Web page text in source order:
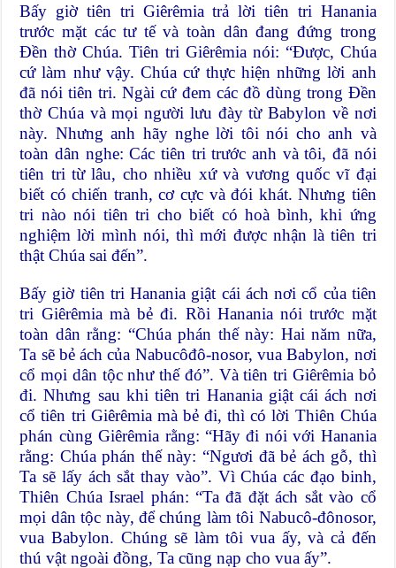
Bấy giờ tiên tri Giêrêmia trả lời tiên tri Hanania
trước mặt các tư tế và toàn dân đang đứng trong
Đền thờ Chúa. Tiên tri Giêrêmia nói: “Được, Chúa
cứ làm như vậy. Chúa cứ thực hiện những lời anh
đã nói tiên tri. Ngài cứ đem các đồ dùng trong Đền
thờ Chúa và mọi người lưu đày từ Babylon về nơi
này. Nhưng anh hãy nghe lời tôi nói cho anh và
toàn dân nghe: Các tiên tri trước anh và tôi, đã nói
tiên tri từ lâu, cho nhiều xứ và vương quốc vĩ đại
biết có chiến tranh, cơ cực và đói khát. Nhưng tiên
tri nào nói tiên tri cho biết có hoà bình, khi ứng
nghiệm lời mình nói, thì mới được nhận là tiên tri
thật Chúa sai đến”.
Bấy giờ tiên tri Hanania giật cái ách nơi cổ của tiên
tri Giêrêmia mà bẻ đi. Rồi Hanania nói trước mặt
toàn dân rằng: “Chúa phán thế này: Hai năm nữa,
Ta sẽ bẻ ách của Nabucôđô-nosor, vua Babylon, nơi
cổ mọi dân tộc như thế đó”. Và tiên tri Giêrêmia bỏ
đi. Nhưng sau khi tiên tri Hanania giật cái ách nơi
cổ tiên tri Giêrêmia mà bẻ đi, thì có lời Thiên Chúa
phán cùng Giêrêmia rằng: “Hãy đi nói với Hanania
rằng: Chúa phán thế này: “Ngươi đã bẻ ách gỗ, thì
Ta sẽ lấy ách sắt thay vào”. Vì Chúa các đạo binh,
Thiên Chúa Israel phán: “Ta đã đặt ách sắt vào cổ
mọi dân tộc này, để chúng làm tôi Nabucô-đônosor,
vua Babylon. Chúng sẽ làm tôi vua ấy, và cả đến
thú vật ngoài đồng, Ta cũng nạp cho vua ấy”.